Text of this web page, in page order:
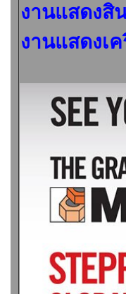
งานแสดงสิ
งานแสดงเ